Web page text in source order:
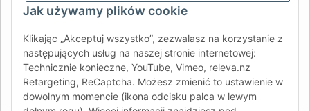
Jak używamy plików cookie
Klikając „Akceptuj wszystko”, zezwalasz na korzystanie z
następujących usług na naszej stronie internetowej:
Technicznie konieczne, YouTube, Vimeo, releva.nz
Retargeting, ReCaptcha. Możesz zmienić to ustawienie w
dowolnym momencie (ikona odcisku palca w lewym
SE FI
RO HR
AFATEK International| Twój partner w zakresie części